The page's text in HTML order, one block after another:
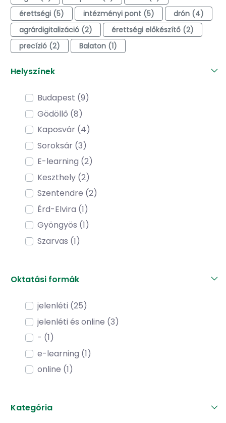
érettségi (5)
intézményi pont (5)
drón (4)
agrárdigitalizáció (2)
érettségi előkészítő (2)
precízió (2)
Balaton (1)
Helyszínek
Budapest (9)
Gödöllő (8)
Kaposvár (4)
Soroksár (3)
E-learning (2)
Keszthely (2)
Szentendre (2)
Érd-Elvira (1)
Gyöngyös (1)
Szarvas (1)
Oktatási formák
jelenléti (25)
jelenléti és online (3)
- (1)
e-learning (1)
online (1)
Kategória